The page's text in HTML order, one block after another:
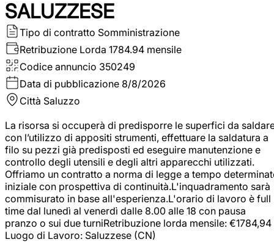
SALUZZESE
Tipo di contratto Somministrazione
Retribuzione Lorda 1784.94 mensile
Codice annuncio 350249
Data di pubblicazione 8/8/2026
Città Saluzzo
La risorsa si occuperà di predisporre le superfici da
con l’utilizzo di appositi strumenti, effettuare la saldatura a
filo su pezzi già predisposti ed eseguire manutenzione e
controllo degli utensili e degli altri apparecchi utilizzati.
Offriamo un contratto a norma di legge a tempo
iniziale con prospettiva di continuità.L'inquadramento sarà
commisurato in base all'esperienza.L'orario di lavoro è full
time dal lunedì al venerdì dalle 8.00 alle 18 con pausa
pranzo o sui due turniRetribuzione lorda mensile: €1784,94
Luogo di Lavoro: Saluzzese (CN)